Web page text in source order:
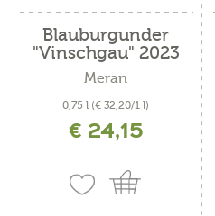
Blauburgunder
"Vinschgau" 2023
Meran
0,75 l (€ 32,20/1 l)
€ 24,15